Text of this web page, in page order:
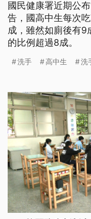
國民健康署近期公
告，國高中生每次
成，雖然如廁後有9
的比例超過8成。
洗手 高中生 洗